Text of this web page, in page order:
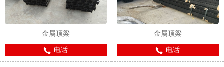
金属顶梁
电话
金属顶梁
电话